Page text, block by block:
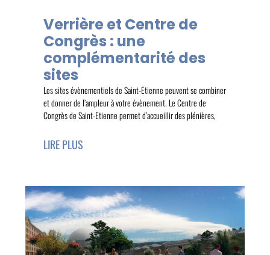
Verrière et Centre de
Congrès : une
complémentarité des
sites
Les sites évènementiels de Saint-Etienne peuvent se combiner
et donner de l’ampleur à votre évènement. Le Centre de
Congrès de Saint-Etienne permet d’accueillir des plénières,
LIRE PLUS